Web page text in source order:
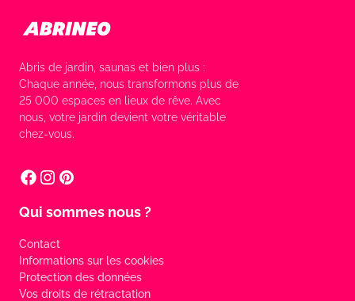
Abris de jardin, saunas et bien plus :
Chaque année, nous transformons plus de
25 000 espaces en lieux de rêve. Avec
nous, votre jardin devient votre véritable
chez-vous.
Qui sommes nous ?
Contact
Informations sur les cookies
Protection des données
Vos droits de rétractation